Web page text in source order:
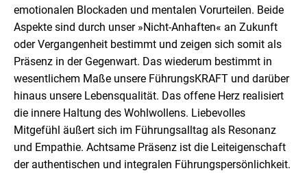
emotionalen Blockaden und mentalen Vorurteilen. Beide
Aspekte sind durch unser »Nicht-Anhaften« an Zukunft
oder Vergangenheit bestimmt und zeigen sich somit als
Präsenz in der Gegenwart. Das wiederum bestimmt in
wesentlichem Maße unsere FührungsKRAFT und darüber
hinaus unsere Lebensqualität. Das offene Herz realisiert
die innere Haltung des Wohlwollens. Liebevolles
Mitgefühl äußert sich im Führungsalltag als Resonanz
und Empathie. Achtsame Präsenz ist die Leiteigenschaft
der authentischen und integralen Führungspersönlichkeit.